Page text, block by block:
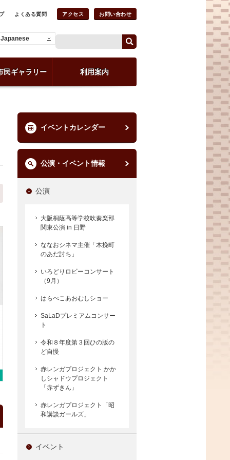
よくある質問 アクセス お問い合わせ
Japanese
民ギャラリー 利用案内
イベントカレンダー
公演・イベント情報
公演
大阪桐蔭高等学校吹奏楽部
関東公演 in 日野
ななおシネマ主催「木挽町
のあだ討ち」
いろどりロビーコンサート
（9月）
はらぺこあおむしショー
SaLaDプレミアムコンサー
ト
令和８年度第３回ひの版の
ど自慢
赤レンガプロジェクト かか
しシャドウプロジェクト
「赤ずきん」
赤レンガプロジェクト「昭
和講談ガールズ」
イベント